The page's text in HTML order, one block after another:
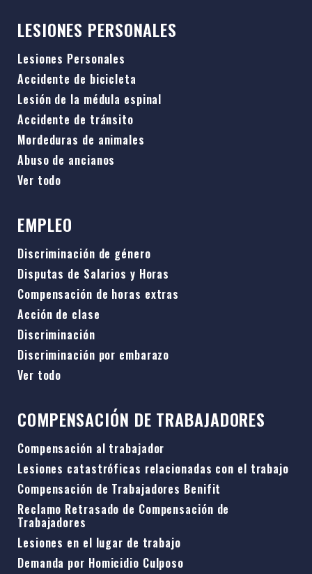
COMPENSACIÓN DE TRABAJADORES
Compensación al trabajador
Lesiones catastróficas relacionadas con el trabajo
Compensación de Trabajadores Benifit
Reclamo Retrasado de Compensación de
Trabajadores
Lesiones en el lugar de trabajo
Demanda por Homicidio Culposo
EMPLEO
Discriminación de género
Disputas de Salarios y Horas
Compensación de horas extras
Acción de clase
Discriminación
Discriminación por embarazo
Ver todo
LESIONES PERSONALES
Lesiones Personales
Accidente de bicicleta
Lesión de la médula espinal
Accidente de tránsito
Mordeduras de animales
Abuso de ancianos
Ver todo